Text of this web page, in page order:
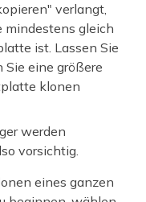
verlangt,
mindestens gleich
ist. Lassen Sie
eine größere
klonen
werden
vorsichtig.
eines ganzen